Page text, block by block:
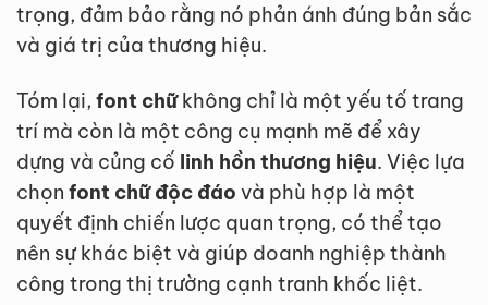
trọng, đảm bảo rằng nó phản ánh đúng bản sắc
và giá trị của thương hiệu.
Tóm lại, font chữkhông chỉ là một yếu tố trang
trí mà còn là một công cụ mạnh mẽ để xây
dựng và củng cố linh hồn thương hiệu. Việc lựa
chọn font chữ độc đáo và phù hợp là một
quyết định chiến lược quan trọng, có thể tạo
nên sự khác biệt và giúp doanh nghiệp thành
công trong thị trường cạnh tranh khốc liệt.